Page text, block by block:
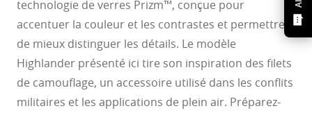
technologie de verres Prizm™, conçue pour
accentuer la couleur et les contrastes et permettre
de mieux distinguer les détails. Le modèle
Highlander présenté ici tire son inspiration des filets
de camouflage, un accessoire utilisé dans les conflits
militaires et les applications de plein air. Préparez-